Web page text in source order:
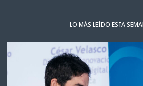
LO MÁS LEÍDO ESTA